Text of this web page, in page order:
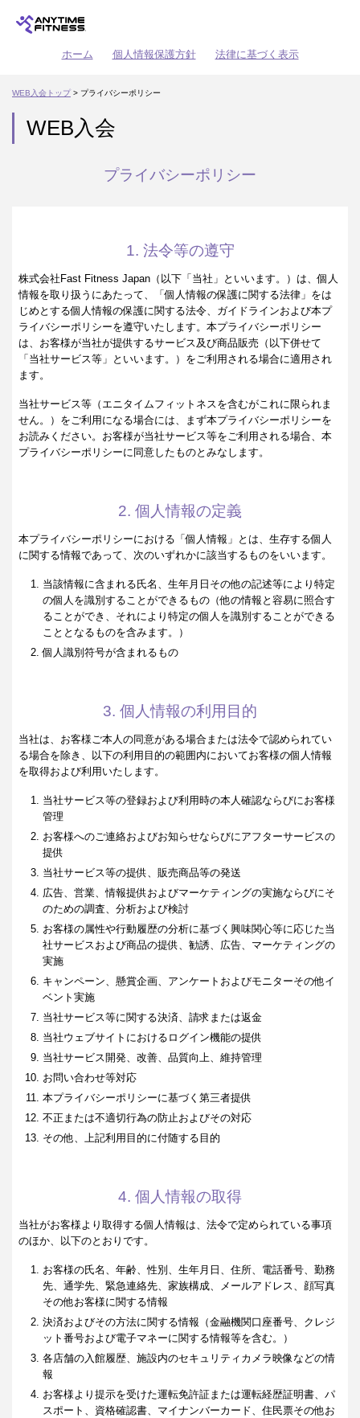
ホーム 個人情報保護方針 法律に基づく表示
WEB入会トップ> プライバシーポリシー
WEB入会
プライバシーポリシー
1. 法令等の遵守
株式会社Fast Fitness Japan（以下「当社」といいます。）は、個人
情報を取り扱うにあたって、「個人情報の保護に関する法律」をは
じめとする個人情報の保護に関する法令、ガイドラインおよび本プ
ライバシーポリシーを遵守いたします。本プライバシーポリシー
は、お客様が当社が提供するサービス及び商品販売（以下併せて
「当社サービス等」といいます。）をご利用される場合に適用され
ます。
当社サービス等（エニタイムフィットネスを含むがこれに限られま
せん。）をご利用になる場合には、まず本プライバシーポリシーを
お読みください。お客様が当社サービス等をご利用される場合、本
プライバシーポリシーに同意したものとみなします。
2. 個人情報の定義
本プライバシーポリシーにおける「個人情報」とは、生存する個人
に関する情報であって、次のいずれかに該当するものをいいます。
当該情報に含まれる氏名、生年月日その他の記述等により特定
の個人を識別することができるもの（他の情報と容易に照合す
ることができ、それにより特定の個人を識別することができる
こととなるものを含みます。）
個人識別符号が含まれるもの
3. 個人情報の利用目的
当社は、お客様ご本人の同意がある場合または法令で認められてい
る場合を除き、以下の利用目的の範囲内においてお客様の個人情報
を取得および利用いたします。
当社サービス等の登録および利用時の本人確認ならびにお客様
管理
お客様へのご連絡およびお知らせならびにアフターサービスの
提供
当社サービス等の提供、販売商品等の発送
広告、営業、情報提供およびマーケティングの実施ならびにそ
のための調査、分析および検討
お客様の属性や行動履歴の分析に基づく興味関心等に応じた当
社サービスおよび商品の提供、勧誘、広告、マーケティングの
実施
キャンペーン、懸賞企画、アンケートおよびモニターその他イ
ベント実施
当社サービス等に関する決済、請求または返金
当社ウェブサイトにおけるログイン機能の提供
当社サービス開発、改善、品質向上、維持管理
お問い合わせ等対応
本プライバシーポリシーに基づく第三者提供
不正または不適切行為の防止およびその対応
その他、上記利用目的に付随する目的
4. 個人情報の取得
当社がお客様より取得する個人情報は、法令で定められている事項
のほか、以下のとおりです。
お客様の氏名、年齢、性別、生年月日、住所、電話番号、勤務
先、通学先、緊急連絡先、家族構成、メールアドレス、顔写真
その他お客様に関する情報
決済およびその方法に関する情報（金融機関口座番号、クレジ
ット番号および電子マネーに関する情報等を含む。）
各店舗の入館履歴、施設内のセキュリティカメラ映像などの情
報
お客様より提示を受けた運転免許証または運転経歴証明書、パ
スポート、資格確認書、マイナンバーカード、住民票その他お